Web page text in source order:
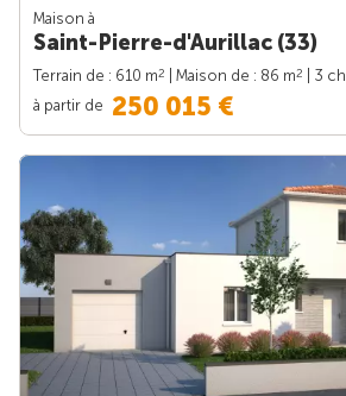
Maison à
Saint-Pierre-d'Aurillac (33)
Terrain de : 610 m2 | Maison de : 86 m2
| 3 ch.
à partir de 250 015 €